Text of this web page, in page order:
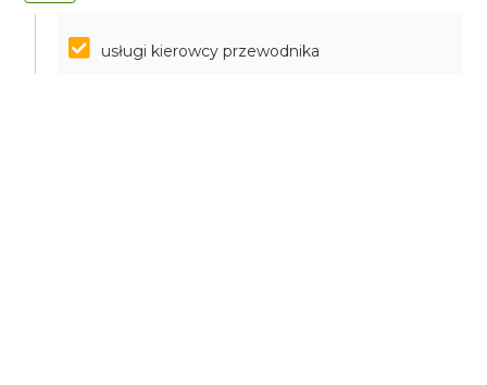
usługi kierowcy przewodnika